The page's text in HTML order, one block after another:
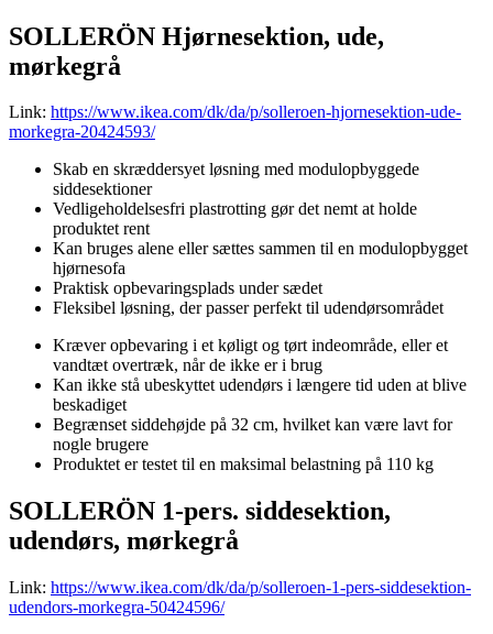
SOLLERÖN Hjørnesektion, ude,
mørkegrå
Link: https://www.ikea.com/dk/da/p/solleroen-hjornesektion-ude-
morkegra-20424593/
Skab en skræddersyet løsning med modulopbyggede
siddesektioner
Vedligeholdelsesfri plastrotting gør det nemt at holde
produktet rent
Kan bruges alene eller sættes sammen til en modulopbygget
hjørnesofa
Praktisk opbevaringsplads under sædet
Fleksibel løsning, der passer perfekt til udendørsområdet
Kræver opbevaring i et køligt og tørt indeområde, eller et
vandtæt overtræk, når de ikke er i brug
Kan ikke stå ubeskyttet udendørs i længere tid uden at blive
beskadiget
Begrænset siddehøjde på 32 cm, hvilket kan være lavt for
nogle brugere
Produktet er testet til en maksimal belastning på 110 kg
SOLLERÖN 1-pers. siddesektion,
udendørs, mørkegrå
Link: https://www.ikea.com/dk/da/p/solleroen-1-pers-siddesektion-
udendors-morkegra-50424596/